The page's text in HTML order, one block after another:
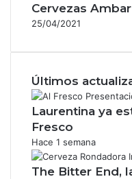
Cervezas Ambar
25/04/2021
Últimos
Laurentina ya
Fresco
Hace 1 semana
The Bitter End,